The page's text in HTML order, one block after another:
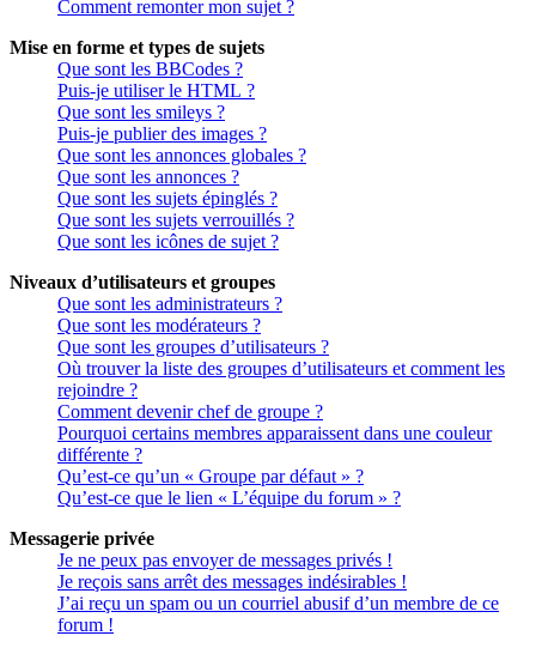
Comment remonter mon sujet ?
Mise en forme et types de sujets
Que sont les BBCodes ?
Puis-je utiliser le HTML ?
Que sont les smileys ?
Puis-je publier des images ?
Que sont les annonces globales ?
Que sont les annonces ?
Que sont les sujets épinglés ?
Que sont les sujets verrouillés ?
Que sont les icônes de sujet ?
Niveaux d’utilisateurs et groupes
Que sont les administrateurs ?
Que sont les modérateurs ?
Que sont les groupes d’utilisateurs ?
Où trouver la liste des groupes d’utilisateurs et comment les
rejoindre ?
Comment devenir chef de groupe ?
Pourquoi certains membres apparaissent dans une couleur
différente ?
Qu’est-ce qu’un « Groupe par défaut » ?
Qu’est-ce que le lien « L’équipe du forum » ?
Messagerie privée
Je ne peux pas envoyer de messages privés !
Je reçois sans arrêt des messages indésirables !
J’ai reçu un spam ou un courriel abusif d’un membre de ce
forum !